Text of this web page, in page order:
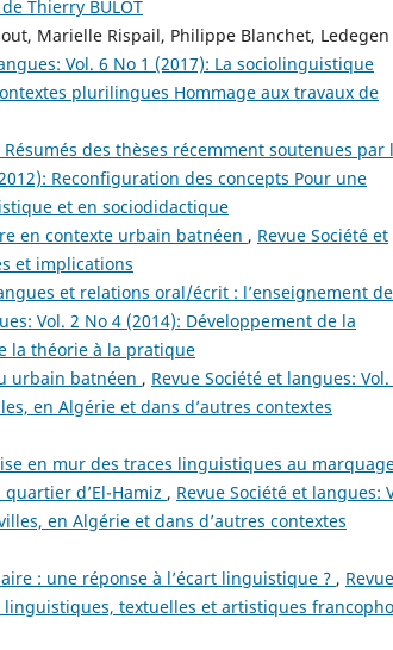
Thierry BULOT
Marielle Rispail, Philippe Blanchet, Ledegen
Vol. 6 No 1 (2017): La sociolinguistique
plurilingues Hommage aux travaux de
Résumés des thèses récemment soutenues par
Reconfiguration des concepts Pour une
et en sociodidactique
en contexte urbain batnéen , Revue Société et
et implications
et relations oral/écrit : l’enseignement
Vol. 2 No 4 (2014): Développement de la
la théorie à la pratique
urbain batnéen , Revue Société et langues: Vol.
en Algérie et dans d’autres contextes
en mur des traces linguistiques au
d’El-Hamiz , Revue Société et langues:
en Algérie et dans d’autres contextes
: une réponse à l’écart linguistique ? , Revue
linguistiques, textuelles et artistiques